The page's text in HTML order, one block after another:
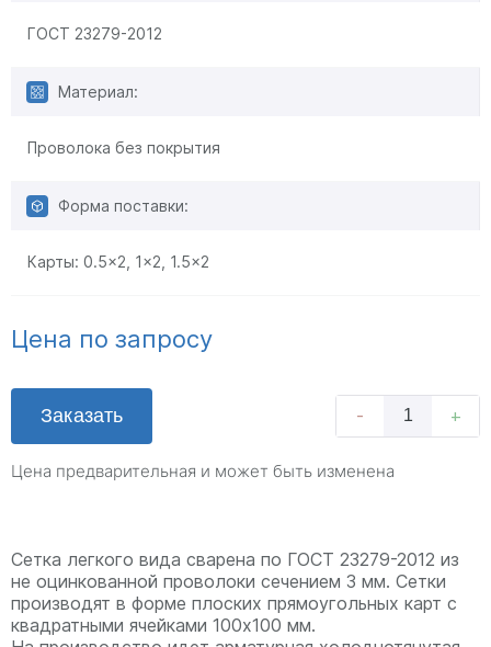
ГОСТ 23279-2012
Материал:
Проволока без покрытия
Форма поставки:
Карты: 0.5x2 1x2 1.5x2
Цена по запросу
Заказать
Цена предварительная и может быть изменена
- +
Сетка легкого вида сварена по ГОСТ 23279-2012 из
не оцинкованной проволоки сечением 3 мм. Сетки
производят в форме плоских прямоугольных карт с
квадратными ячейками 100х100 мм.